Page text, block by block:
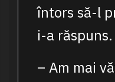
întors să-l
i-a răspuns.
– Am mai